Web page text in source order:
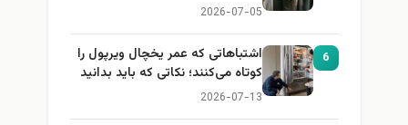
2026-07-05
6
اشتباهاتی که عمر یخچال ویرپول را
کوتاه می‌کنند؛ نکاتی که باید بدانید
2026-07-13